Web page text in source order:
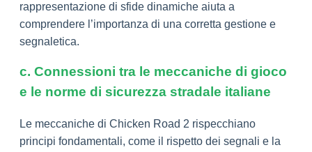
rappresentazione di sfide dinamiche aiuta a
comprendere l’importanza di una corretta gestione e
segnaletica.
c. Connessioni tra le meccaniche di gioco
e le norme di sicurezza stradale italiane
Le meccaniche di Chicken Road 2 rispecchiano
principi fondamentali, come il rispetto dei segnali e la